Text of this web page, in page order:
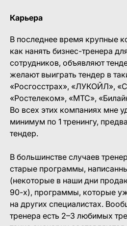
Карьера
В последнее время крупные
как нанять бизнес-тренера
сотрудников, объявляют
желают выиграть тендер в
«Росгосстрах», «ЛУКОЙЛ»,
«Ростелеком», «МТС»,
Во всех этих компаниях мне
минимум по 1 тренингу,
тендер.
В большинстве случаев
старые программы,
(некоторые в наши дни
90-х), программы, которые
на других специалистах.
тренера есть 2–3 любимых